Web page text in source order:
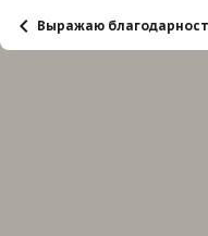
Выражаю